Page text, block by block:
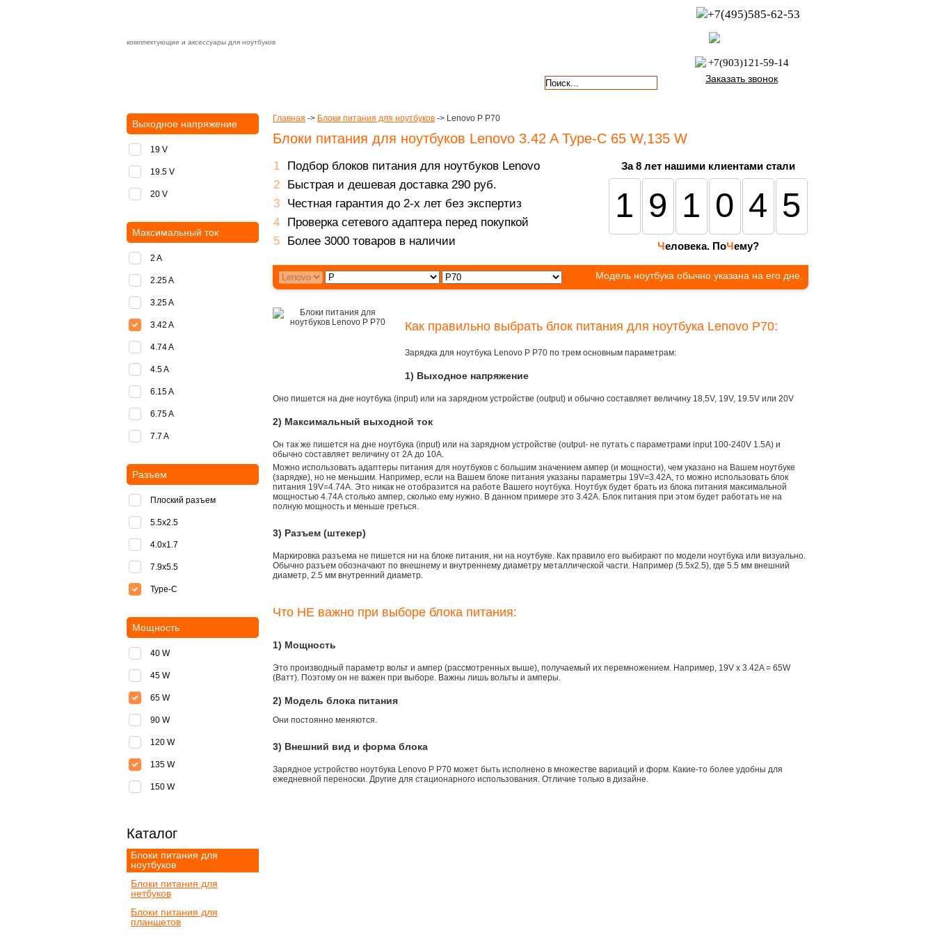
комплектующие и аксессуары для ноутбуков
+7(495)585-62-53
+7(903)121-59-14
Заказать звонок
Главная -> Блоки питания для ноутбуков -> Lenovo P P70
Блоки питания для ноутбуков Lenovo 3.42 A Type-C 65 W,135 W
Подбор блоков питания для ноутбуков Lenovo
Быстрая и дешевая доставка 290 руб.
Честная гарантия до 2-х лет без экспертиз
Проверка сетевого адаптера перед покупкой
Более 3000 товаров в наличии
За 8 лет нашими клиентами стали
191045
Человека. ПоЧему?
Модель ноутбука обычно указана на его дне.
Как правильно выбрать блок питания для ноутбука Lenovo P70:
Зарядка для ноутбука Lenovo P P70 по трем основным параметрам:
1) Выходное напряжение
Оно пишется на дне ноутбука (input) или на зарядном устройстве (output) и обычно составляет величину 18,5V, 19V, 19.5V или 20V
2) Максимальный выходной ток
Он так же пишется на дне ноутбука (input) или на зарядном устройстве (output- не путать с параметрами input 100-240V 1.5A) и
обычно составляет величину от 2А до 10A.
Можно использовать адаптеры питания для ноутбуков с большим значением ампер (и мощности), чем указано на Вашем ноутбуке
(зарядке), но не меньшим. Например, если на Вашем блоке питания указаны параметры 19V=3.42A, то можно использовать блок
питания 19V=4.74A. Это никак не отобразится на работе Вашего ноутбука. Ноутбук будет брать из блока питания максимальной
мощностью 4.74А столько ампер, сколько ему нужно. В данном примере это 3.42А. Блок питания при этом будет работать не на
полную мощность и меньше греться.
3) Разъем (штекер)
Маркировка разъема не пишется ни на блоке питания, ни на ноутбуке. Как правило его выбирают по модели ноутбука или визуально.
Обычно разъем обозначают по внешнему и внутреннему диаметру металлической части. Например (5.5x2.5), где 5.5 мм внешний
диаметр, 2.5 мм внутренний диаметр.
Что НЕ важно при выборе блока питания:
1) Мощность
Это производный параметр вольт и ампер (рассмотренных выше), получаемый их перемножением. Например, 19V x 3.42A = 65W
(Ватт). Поэтому он не важен при выборе. Важны лишь вольты и амперы.
2) Модель блока питания
Они постоянно меняются.
3) Внешний вид и форма блока
Зарядное устройство ноутбука Lenovo P P70 может быть исполнено в множестве вариаций и форм. Какие-то более удобны для
ежедневной переноски. Другие для стационарного использования. Отличие только в дизайне.
Выходное напряжение
19 V
19.5 V
20 V
Максимальный ток
2 A
2.25 A
3.25 A
3.42 A
4.74 A
4.5 A
6.15 A
6.75 A
7.7 A
Разъем
Плоский разъем
5.5x2.5
4.0x1.7
7.9x5.5
Type-C
Мощность
40 W
45 W
65 W
90 W
120 W
135 W
150 W
Каталог
Блоки питания для
ноутбуков
Блоки питания для
нетбуков
Блоки питания для
планшетов